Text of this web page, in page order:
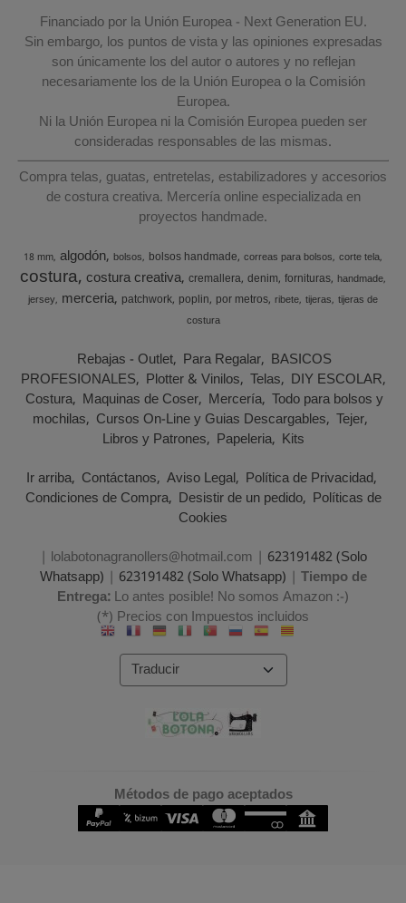
Financiado por la Unión Europea - Next Generation EU.
Sin embargo, los puntos de vista y las opiniones expresadas
son únicamente los del autor o autores y no reflejan
necesariamente los de la Unión Europea o la Comisión
Europea.
Ni la Unión Europea ni la Comisión Europea pueden ser
consideradas responsables de las mismas.
Compra telas, guatas, entretelas, estabilizadores y accesorios
de costura creativa. Mercería online especializada en
proyectos handmade.
18 mm algodón bolsos bolsos handmade correas para bolsos corte tela
costura costura creativa cremallera denim fornituras handmade
jersey merceria patchwork poplin por metros ribete tijeras tijeras de
costura
Rebajas - Outlet Para Regalar BASICOS
PROFESIONALES Plotter & Vinilos Telas DIY ESCOLAR
Costura Maquinas de Coser Mercería Todo para bolsos y
mochilas Cursos On-Line y Guias Descargables Tejer
Libros y Patrones Papeleria Kits
Ir arriba Contáctanos Aviso Legal Política de Privacidad
Condiciones de Compra Desistir de un pedido Políticas de
Cookies
| lolabotonagranollers@hotmail.com | 623191482 (Solo
Whatsapp) | 623191482 (Solo Whatsapp) | Tiempo de
Entrega:Lo antes posible! No somos Amazon :-)
(*) Precios con Impuestos incluidos
Métodos de pago aceptados